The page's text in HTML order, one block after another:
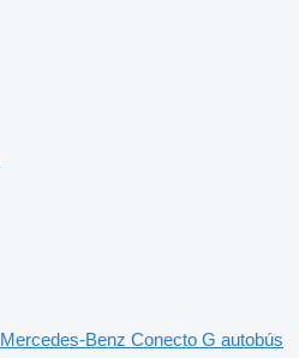
Mercedes-Benz Conecto G autobús